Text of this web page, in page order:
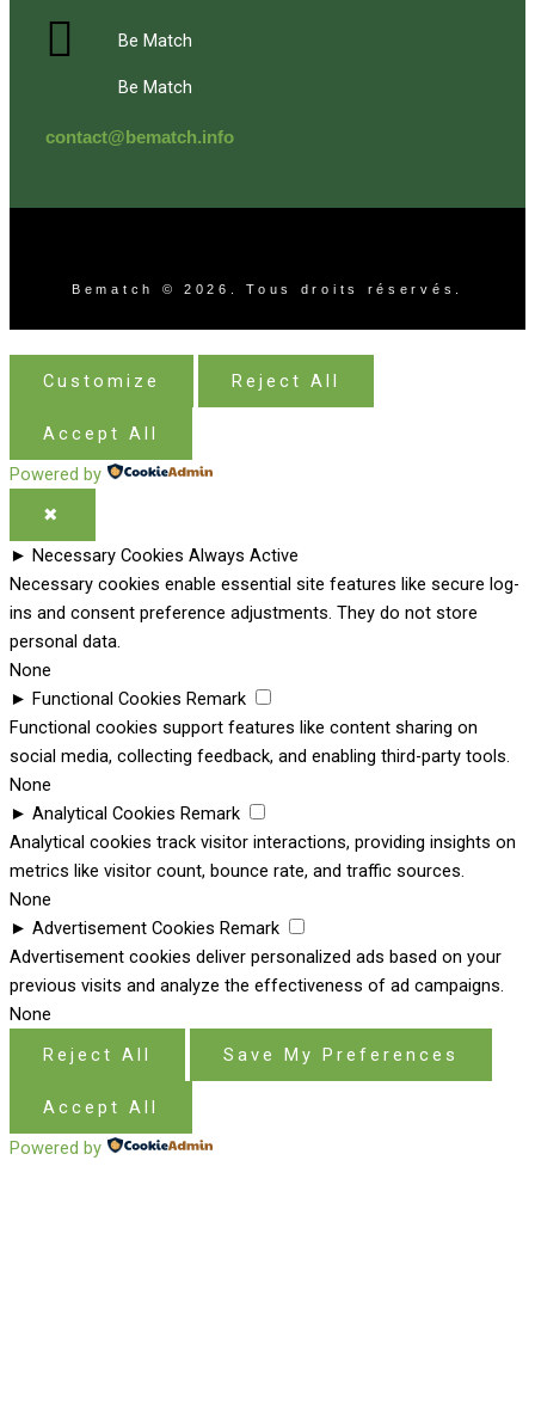
Be Match
Be Match
contact@bematch.info
Bematch © 2026. Tous droits réservés.
Customize Reject All
Accept All
Powered by
✖
► Necessary Cookies Always Active
Necessary cookies enable essential site features like secure log-
ins and consent preference adjustments. They do not store
personal data.
None
► Functional Cookies Remark
Functional cookies support features like content sharing on
social media, collecting feedback, and enabling third-party tools.
None
► Analytical Cookies Remark
Analytical cookies track visitor interactions, providing insights on
metrics like visitor count, bounce rate, and traffic sources.
None
► Advertisement Cookies Remark
Advertisement cookies deliver personalized ads based on your
previous visits and analyze the effectiveness of ad campaigns.
None
Reject All
Save My Preferences
Accept All
Powered by